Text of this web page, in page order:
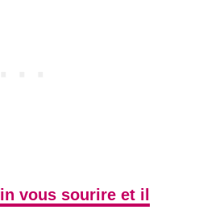
vous sourire et il